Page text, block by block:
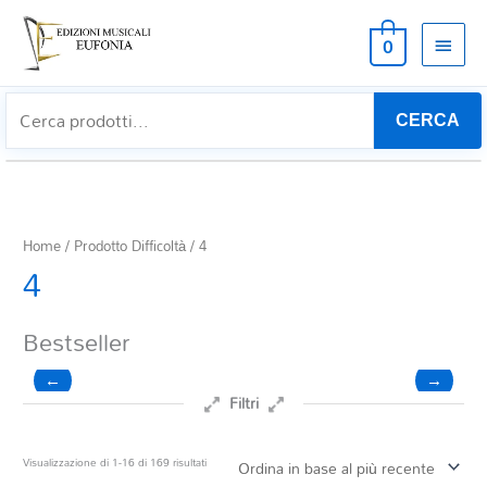
0
CERCA
Home/ Prodotto Difficoltà / 4
4
Bestseller
← →
Filtri
Visualizzazione di 1-16 di 169 risultatiOrdina
in